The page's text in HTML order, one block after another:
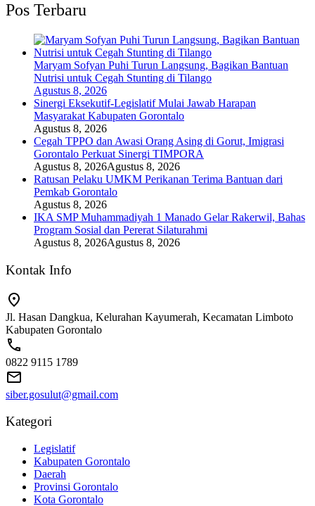
Pos Terbaru
Maryam Sofyan Puhi Turun Langsung, Bagikan Bantuan
Nutrisi untuk Cegah Stunting di Tilango
Agustus 8, 2026
Sinergi Eksekutif-Legislatif Mulai Jawab Harapan
Masyarakat Kabupaten Gorontalo
Agustus 8, 2026
Cegah TPPO dan Awasi Orang Asing di Gorut, Imigrasi
Gorontalo Perkuat Sinergi TIMPORA
Agustus 8, 2026Agustus 8, 2026
Ratusan Pelaku UMKM Perikanan Terima Bantuan dari
Pemkab Gorontalo
Agustus 8, 2026
IKA SMP Muhammadiyah 1 Manado Gelar Rakerwil, Bahas
Program Sosial dan Pererat Silaturahmi
Agustus 8, 2026Agustus 8, 2026
Kontak Info
Jl. Hasan Dangkua, Kelurahan Kayumerah, Kecamatan Limboto
Kabupaten Gorontalo
0822 9115 1789
siber.gosulut@gmail.com
Kategori
Legislatif
Kabupaten Gorontalo
Daerah
Provinsi Gorontalo
Kota Gorontalo